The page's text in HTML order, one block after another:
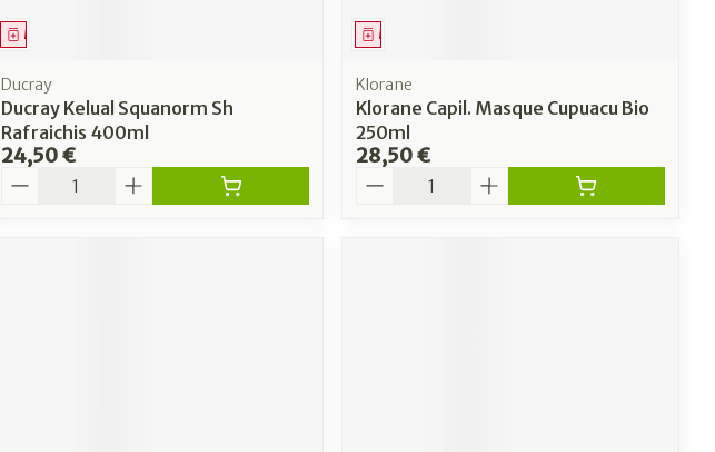
Médicament
Ducray
Ducray Kelual Squanorm Sh
Rafraichis 400ml
24,50 €
Quantité
Médicament
Klorane
Klorane Capil. Masque Cupuacu Bio
250ml
28,50 €
Quantité